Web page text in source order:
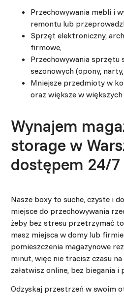
Przechowywania mebli i
remontu lub
Sprzęt elektroniczny,
firmowe,
Przechowywania sprzętu
sezonowych (opony,
Mniejsze przedmioty w
oraz większe w
Wynajem
storage w
dostępem 24/7
Nasze boxy to suche, czyste i
miejsce do przechowywania
żeby bez stresu przetrzymać
masz miejsca w domy lub
pomieszczenia magazynowe
minut, więc nie tracisz czasu
załatwisz online, bez biegania i
Odzyskaj przestrzeń w swoim